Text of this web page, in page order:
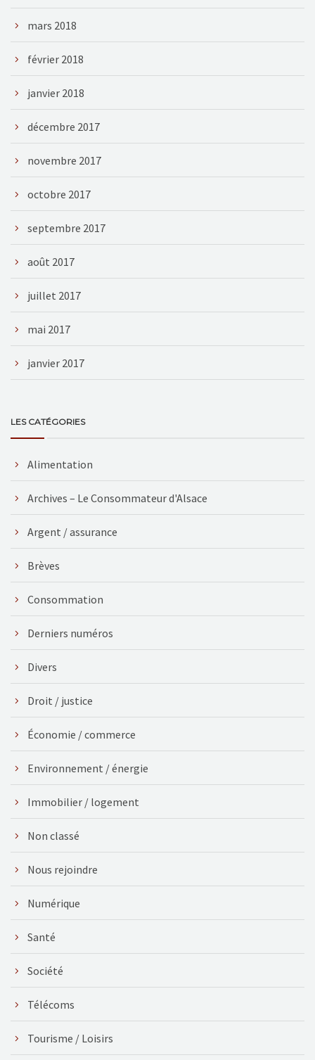
mars 2018
février 2018
janvier 2018
décembre 2017
novembre 2017
octobre 2017
septembre 2017
août 2017
juillet 2017
mai 2017
janvier 2017
LES CATÉGORIES
Alimentation
Archives – Le Consommateur d'Alsace
Argent / assurance
Brèves
Consommation
Derniers numéros
Divers
Droit / justice
Économie / commerce
Environnement / énergie
Immobilier / logement
Non classé
Nous rejoindre
Numérique
Santé
Société
Télécoms
Tourisme / Loisirs